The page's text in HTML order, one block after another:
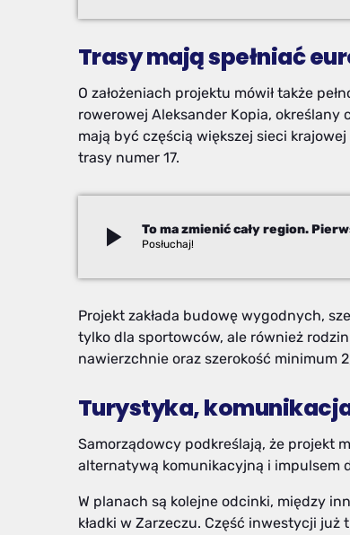
Trasy mają spełniać
O założeniach projektu mówił także
rowerowej Aleksander Kopia, określany
mają być częścią większej sieci
trasy numer 17.
play_arrow
Projekt zakłada budowę wygodnych,
tylko dla sportowców, ale również
nawierzchnie oraz szerokość minimum
Turystyka,
Samorządowcy podkreślają, że projekt
alternatywą komunikacyjną i impulsem
W planach są kolejne odcinki, między
kładki w Zarzeczu. Część inwestycji